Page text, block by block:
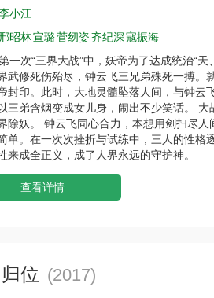
小江
昭林宣璐菅纫姿齐纪深寇振海
一次“三界大战”中，妖帝为了达成统治“
武修死伤殆尽，钟云飞三兄弟殊死一搏。
封印。此时，大地灵髓坠落人间，与钟
三弟含烟变成女儿身，闹出不少笑话。
除妖。 钟云飞同心合力，本想用剑扫尽
单。在一次次挫折与试练中，三人的性格
来成全正义，成了人界永远的守护神。
查看详情
位 (2017)